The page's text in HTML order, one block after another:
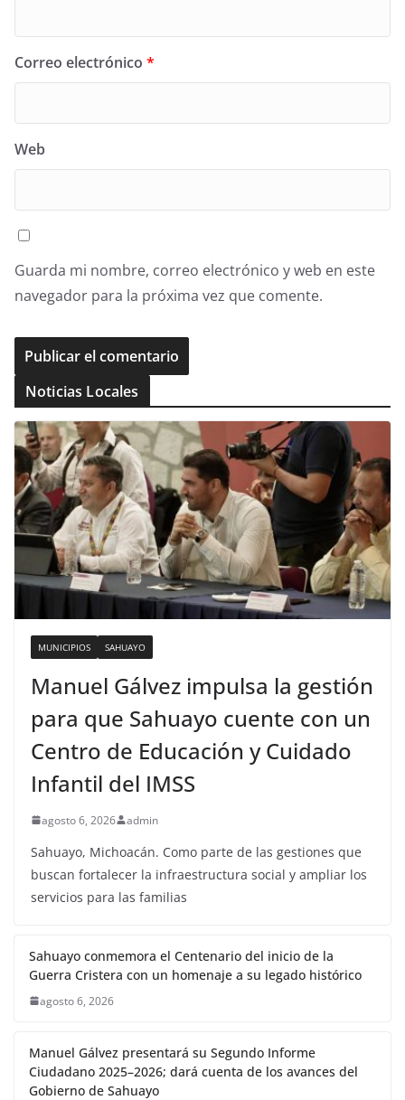
Correo electrónico *
Web
Guarda mi nombre, correo electrónico y web en este
navegador para la próxima vez que comente.
Noticias Locales
MUNICIPIOS SAHUAYO
Manuel Gálvez impulsa la gestión
para que Sahuayo cuente con un
Centro de Educación y Cuidado
Infantil del IMSS
agosto 6, 2026 admin
Sahuayo, Michoacán. Como parte de las gestiones que
buscan fortalecer la infraestructura social y ampliar los
servicios para las familias
Sahuayo conmemora el Centenario del inicio de la
Guerra Cristera con un homenaje a su legado histórico
agosto 6, 2026
Manuel Gálvez presentará su Segundo Informe
Ciudadano 2025–2026; dará cuenta de los avances del
Gobierno de Sahuayo